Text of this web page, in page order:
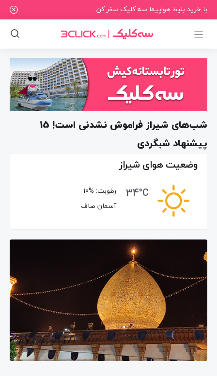
با خرید بلیط هواپیما سه کلیک سفر کن
شب‌های شیراز فراموش نشدنی است! 15
پیشنهاد شبگردی
وضعیت هوای شیراز
34°C
رطوبت: 10%
آسمان صاف